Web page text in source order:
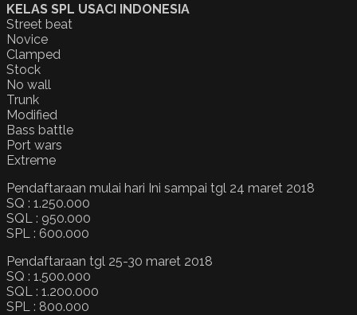
KELAS SPL USACI INDONESIA
Street beat
Novice
Clamped
Stock
No wall
Trunk
Modified
Bass battle
Port wars
Extreme
Pendaftaraan mulai hari Ini sampai tgl 24 maret 2018
SQ : 1.250.000
SQL : 950.000
SPL : 600.000
Pendaftaraan tgl 25-30 maret 2018
SQ : 1.500.000
SQL : 1.200.000
SPL : 800.000